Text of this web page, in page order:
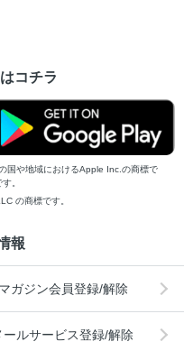
コチラ
国や地域におけるApple Inc.の商標で
。
の商標です。
報
ガジン会員登録/解除
ールサービス登録/解除